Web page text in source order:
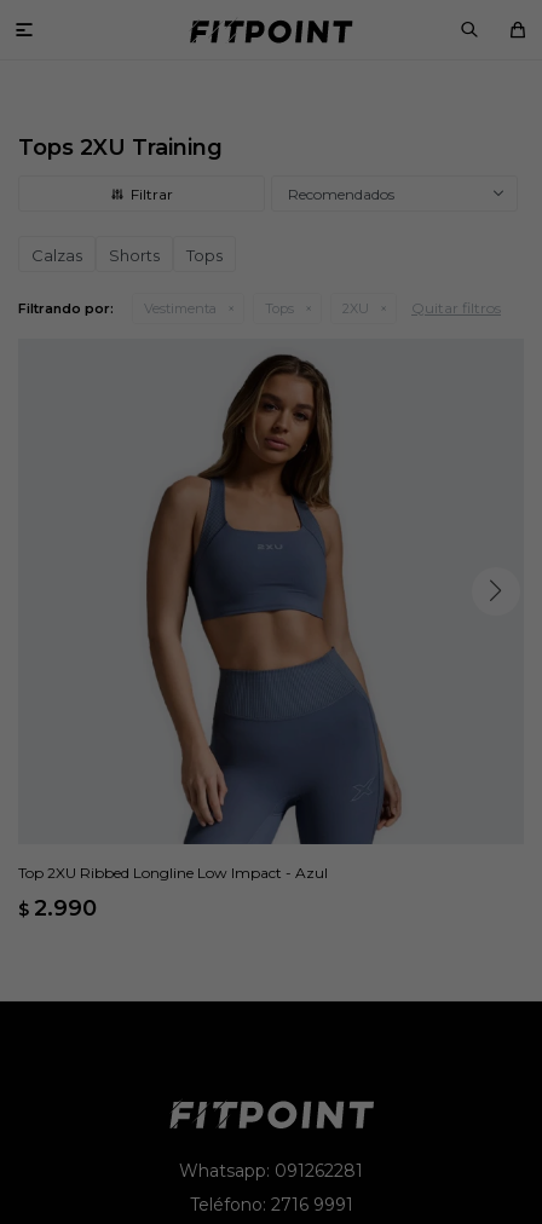

Tops 2XU Training
Recomendados
Calzas Shorts Tops
Filtrando por: Vestimenta Tops 2XU Quitar filtros
Top 2XU Ribbed Longline Low Impact - Azul
$ 2.990
Whatsapp: 091262281
Teléfono: 2716 9991